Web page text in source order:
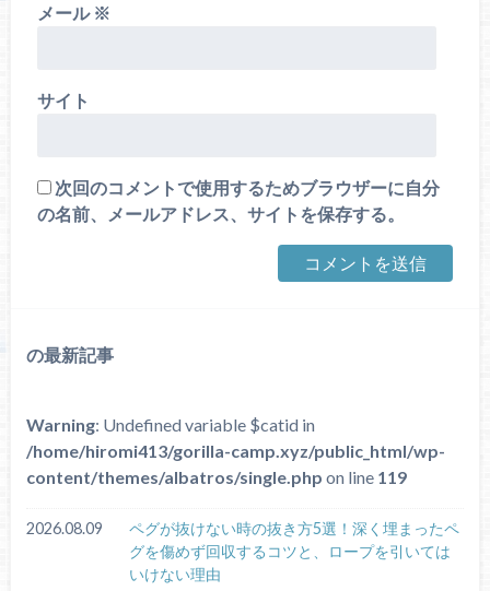
メール ※
サイト
次回のコメントで使用するためブラウザーに自分
の名前、メールアドレス、サイトを保存する。
の最新記事
Warning: Undefined variable $catid in
/home/hiromi413/gorilla-camp.xyz/public_html/wp-
content/themes/albatros/single.php on line 119
2026.08.09
ペグが抜けない時の抜き方5選！深く埋まったペ
グを傷めず回収するコツと、ロープを引いては
いけない理由